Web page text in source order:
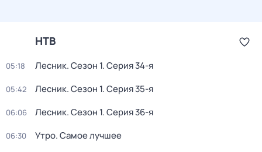
НТВ
05:18 Лесник. Сезон 1. Серия 34-я
05:42 Лесник. Сезон 1. Серия 35-я
06:06 Лесник. Сезон 1. Серия 36-я
06:30 Утро. Самое лучшее